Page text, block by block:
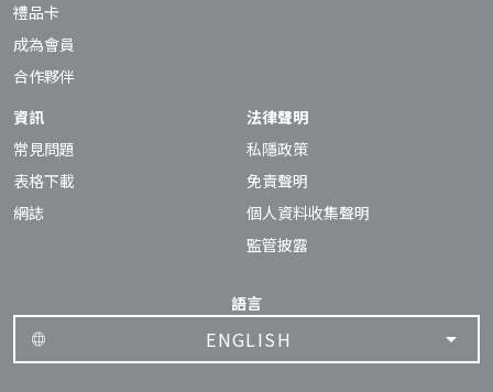
禮品卡
成為會員
合作夥伴
資訊
常見問題
表格下載
網誌
法律聲明
私隱政策
免責聲明
個人資料收集聲明
監管披露
語言
ENGLISH